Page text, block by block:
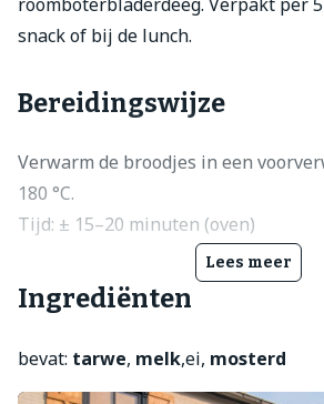
snack of bij de lunch.
Bereidingswijze
Verwarm de broodjes in een
180 °C.
Tijd: ± 15–20 minuten (oven)
Lees meer
Ingrediënten
bevat: tarwe, melk,ei, mosterd